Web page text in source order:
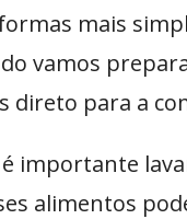
mais
vamos
direto para a
importante
alimentos